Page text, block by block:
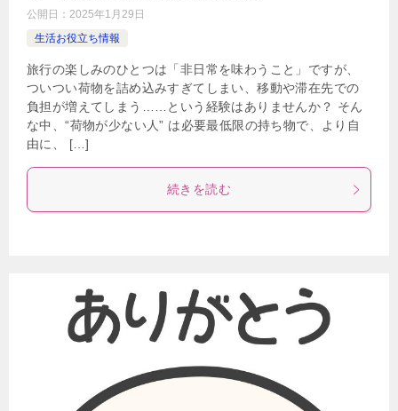
公開日： 2025年1月29日
生活お役立ち情報
旅行の楽しみのひとつは「非日常を味わうこと」ですが、
ついつい荷物を詰め込みすぎてしまい、移動や滞在先での
負担が増えてしまう……という経験はありませんか？ そん
な中、“荷物が少ない人” は必要最低限の持ち物で、より自
由に、 […]
続きを読む